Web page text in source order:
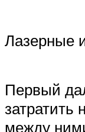
Лазерные
Первый
затратить
между